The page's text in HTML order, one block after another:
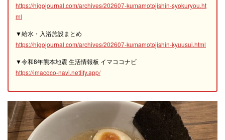
https://higojournal.com/archives/202607-kumamotojishin-syokuryou.ht
ml
▼給水・入浴施設まとめ
https://higojournal.com/archives/202607-kumamotojishin-kyuusui.html
▼令和8年熊本地震 生活情報板 イマココナビ
https://imacoco-navi.netlify.app/